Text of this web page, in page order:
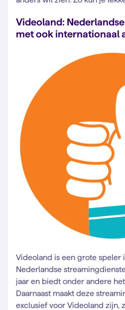
Videoland:
met ook internationaal
Videoland is een grote speler
Nederlandse
jaar en biedt onder andere
Daarnaast maakt deze
exclusief voor Videoland zijn,